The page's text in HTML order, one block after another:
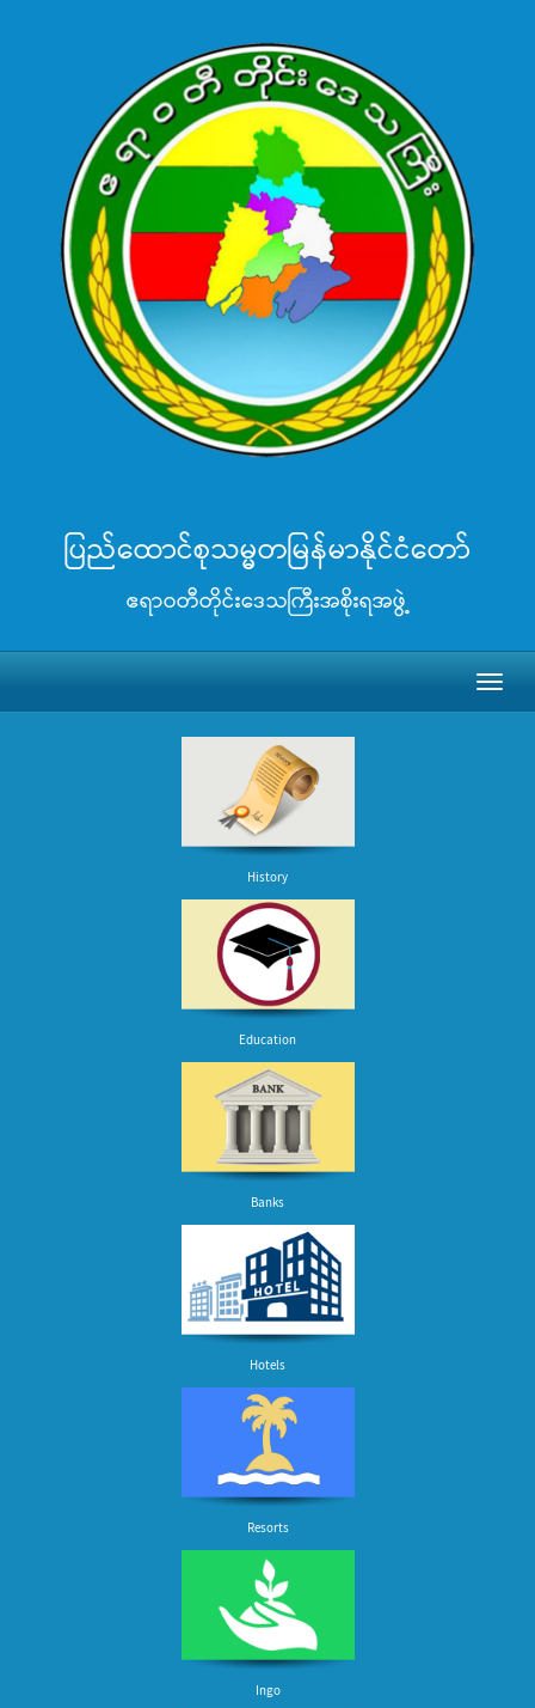
ပြည်ထောင်စုသမ္မတမြန်မာနိုင်ငံတော်
ဧရာဝတီတိုင်းဒေသကြီးအစိုးရအဖွဲ့
History
Education
Banks
Hotels
Resorts
Ingo